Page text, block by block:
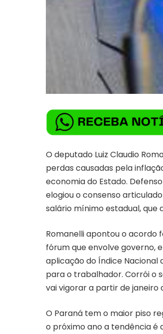
O deputado Luiz Claudio
perdas causadas pela
economia do Estado.
elogiou o consenso
salário mínimo estadual, que
Romanelli apontou o acordo
fórum que envolve governo,
aplicação do Índice Nacional
para o trabalhador. Corrói o
vai vigorar a partir de janeiro
O Paraná tem o maior piso
o próximo ano a tendência é